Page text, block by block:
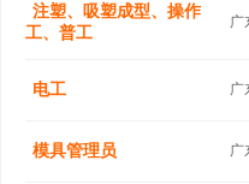
注塑、吸塑成型、操作
工、普工
广
电工 广
模具管理员 广